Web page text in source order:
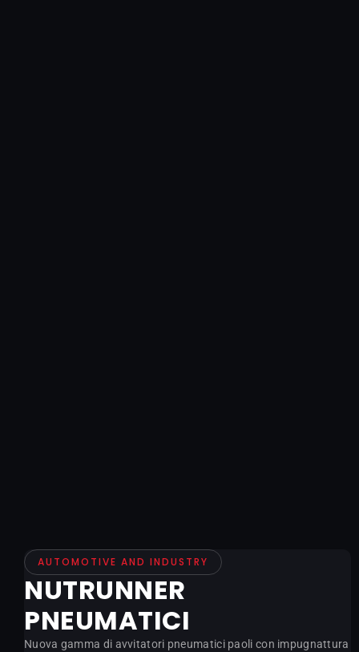
AUTOMOTIVE AND INDUSTRY
NUTRUNNER
PNEUMATICI
Nuova gamma di avvitatori pneumatici paoli con impugnattura